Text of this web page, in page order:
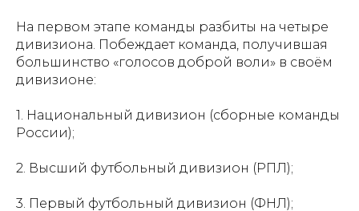
На первом этапе команды разбиты на четыре
дивизиона. Побеждает команда, получившая
большинство «голосов доброй воли» в своём
дивизионе:
1. Национальный дивизион (сборные команды
России);
2. Высший футбольный дивизион (РПЛ);
3. Первый футбольный дивизион (ФНЛ);